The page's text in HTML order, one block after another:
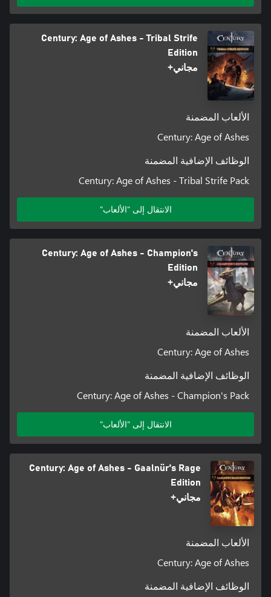
Century: Age of Ashes - Tribal Strife
Edition
مجاني+
الألعاب المضمنة
Century: Age of Ashes
الوظائف الإضافية المضمنة
Century: Age of Ashes - Tribal Strife Pack
الانتقال إلى "الألعاب"
Century: Age of Ashes - Champion's
Edition
مجاني+
الألعاب المضمنة
Century: Age of Ashes
الوظائف الإضافية المضمنة
Century: Age of Ashes - Champion's Pack
الانتقال إلى "الألعاب"
Century: Age of Ashes - Gaalnür's Rage
Edition
مجاني+
الألعاب المضمنة
Century: Age of Ashes
الوظائف الإضافية المضمنة